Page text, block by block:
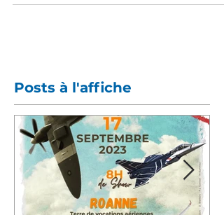
Voltige...
Posts à l'affiche